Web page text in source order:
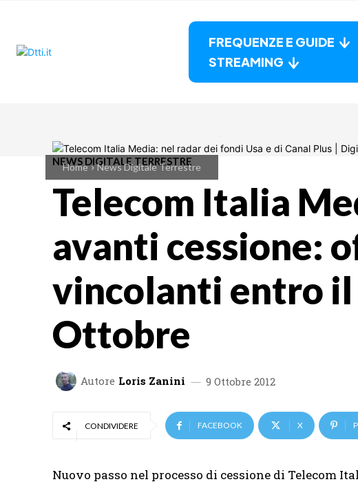
FREQUENZE E GUIDE
STREAMING
Home News Digitale Terrestre
NEWS DIGITALE TERRESTRE
Telecom Italia
avanti cessione:
vincolanti entro il
Ottobre
Autore Loris Zanini 9 Ottobre 2012
CONDIVIDERE FACEBOOK X
Nuovo passo nel processo di cessione di Telecom